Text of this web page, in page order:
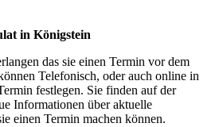
in Königstein
das sie einen Termin vor dem
Telefonisch, oder auch online in
festlegen. Sie finden auf der
Informationen über aktuelle
einen Termin machen können.